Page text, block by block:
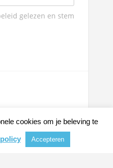
gelezen en stem
cookies om je beleving te
Accepteren